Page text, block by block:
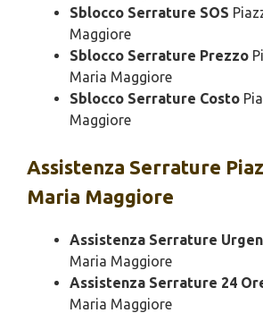
Sblocco Serrature SOS
Maggiore
Sblocco Serrature Prezzo
Maria Maggiore
Sblocco Serrature Costo
Maggiore
Assistenza Serrature
Maria Maggiore
Assistenza Serrature
Maria Maggiore
Assistenza Serrature 24
Maria Maggiore